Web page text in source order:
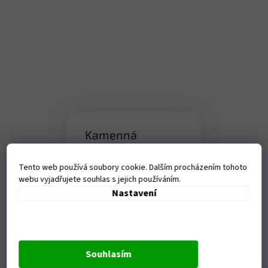
Tento web používá soubory cookie. Dalším procházením tohoto
webu vyjadřujete souhlas s jejich používáním.
Nastavení
Souhlasím
Kamenná
prodejna
Tanvaldská 1458, Liberec-
Vratislavice nad Nisou